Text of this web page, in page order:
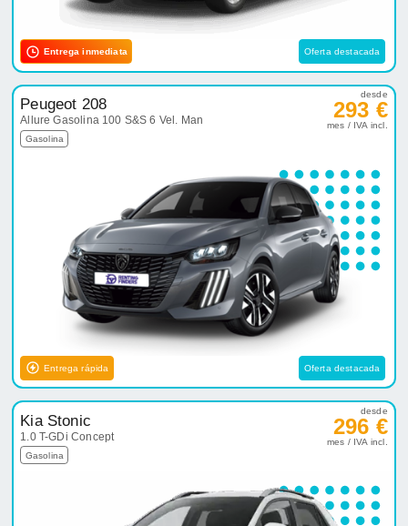
Entrega inmediata Oferta destacada
Peugeot 208
Allure Gasolina 100 S&S 6 Vel. Man
Gasolina
desde
293 €
mes / IVA incl.
Entrega rápida Oferta destacada
Kia Stonic
1.0 T-GDi Concept
Gasolina
desde
296 €
mes / IVA incl.